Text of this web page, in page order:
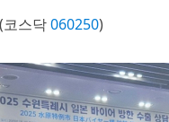
(코스닥060250)